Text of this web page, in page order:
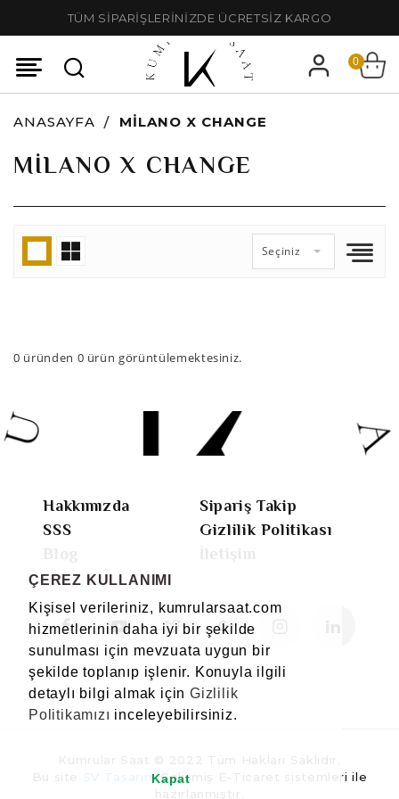
ÇEREZ KULLANIMI
Kişisel verileriniz, kumrularsaat.com
hizmetlerinin daha iyi bir şekilde
sunulması için mevzuata uygun bir
şekilde toplanıp işlenir. Konuyla ilgili
detaylı bilgi almak içinGizlilik
Politikamızı inceleyebilirsiniz.
Kapat
TÜM SİPARİŞLERİNİZDE ÜCRETSİZ KARGO
0
ANASAYFA MILANO X CHANGE
MILANO X CHANGE
Seçiniz
0 üründen 0 ürün görüntülemektesiniz.
Hakkımızda
Sipariş Takip
SSS
Gizlilik Politikası
SV TasarımGelişmiş E-Ticaret sistemleri ile